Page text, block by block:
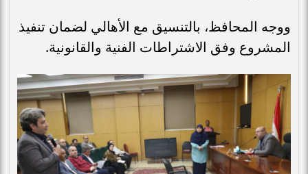
ووجه المحافظ، بالتنسيق مع الأهالي لضمان تنفيذ
المشروع وفق الاشتراطات الفنية والقانونية.